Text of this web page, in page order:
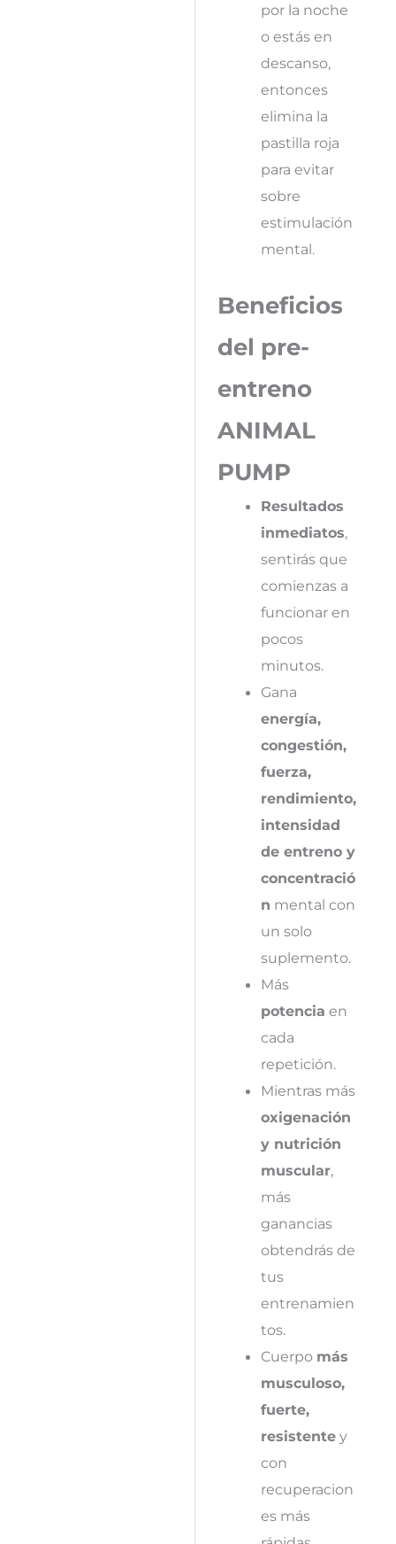
por la noche
o estás en
descanso,
entonces
elimina la
pastilla roja
para evitar
sobre
estimulación
mental.
Beneficios
del pre-
entreno
ANIMAL
PUMP
Resultados
inmediatos,
sentirás que
comienzas a
funcionar en
pocos
minutos.
Gana
energía,
congestión,
fuerza,
rendimiento,
intensidad
de entreno y
concentració
n mental con
un solo
suplemento.
Más
potencia en
cada
repetición.
Mientras más
oxigenación
y nutrición
muscular,
más
ganancias
obtendrás de
tus
entrenamien
tos.
Cuerpo más
musculoso,
fuerte,
resistentey
con
recuperacion
es más